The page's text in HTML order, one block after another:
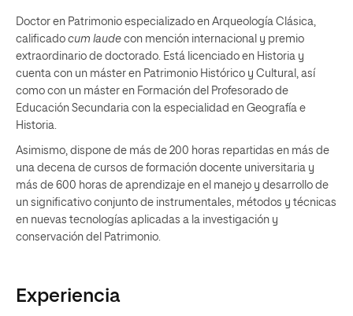
Doctor en Patrimonio especializado en Arqueología Clásica,
calificado cum laude con mención internacional y premio
extraordinario de doctorado. Está licenciado en Historia y
cuenta con un máster en Patrimonio Histórico y Cultural, así
como con un máster en Formación del Profesorado de
Educación Secundaria con la especialidad en Geografía e
Historia.
Asimismo, dispone de más de 200 horas repartidas en más de
una decena de cursos de formación docente universitaria y
más de 600 horas de aprendizaje en el manejo y desarrollo de
un significativo conjunto de instrumentales, métodos y técnicas
en nuevas tecnologías aplicadas a la investigación y
conservación del Patrimonio.
Experiencia